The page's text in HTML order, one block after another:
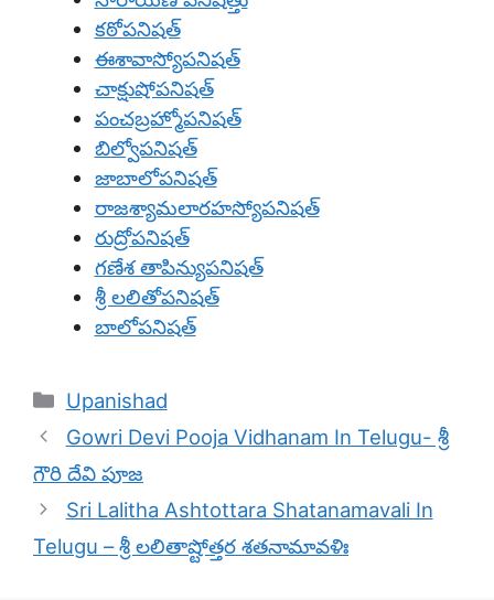
కఠోపనిషత్
ఈశావాస్యోపనిషత్
చాక్షుషోపనిషత్
పంచబ్రహ్మోపనిషత్
బిల్వోపనిషత్
జాబాలోపనిషత్
రాజశ్యామలారహస్యోపనిషత్
రుద్రోపనిషత్
గణేశ తాపిన్యుపనిషత్
శ్రీ లలితోపనిషత్
బాలోపనిషత్
Categories
Upanishad
Gowri Devi Pooja Vidhanam In Telugu- శ్రీ
గౌరి దేవి పూజ
Sri Lalitha Ashtottara Shatanamavali In
Telugu – శ్రీ లలితాష్టోత్తర శతనామావళిః